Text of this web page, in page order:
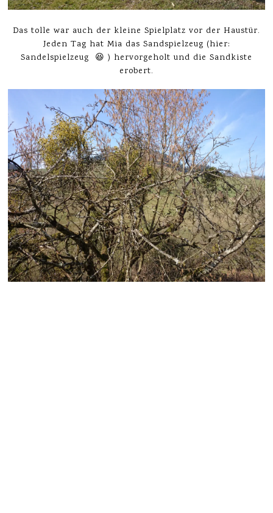
Das tolle war auch der kleine Spielplatz vor der Haustür.
Jeden Tag hat Mia das Sandspielzeug (hier:
Sandelspielzeug 😆 ) hervorgeholt und die Sandkiste
erobert.